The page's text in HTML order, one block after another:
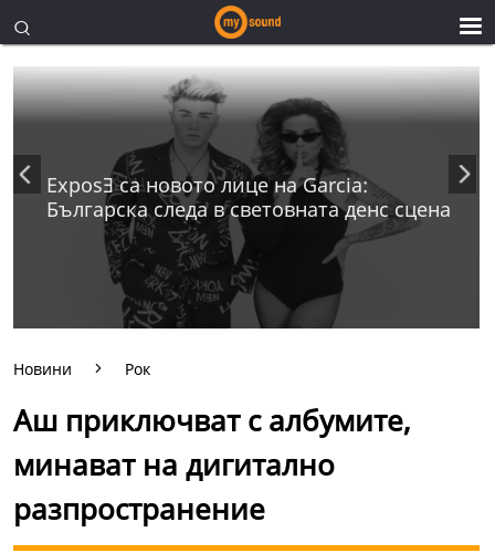
ExposƎ са новото лице на Garcia:
Българска следа в световната денс сцена
Новини Рок
Аш приключват с албумите,
минават на дигитално
разпространение